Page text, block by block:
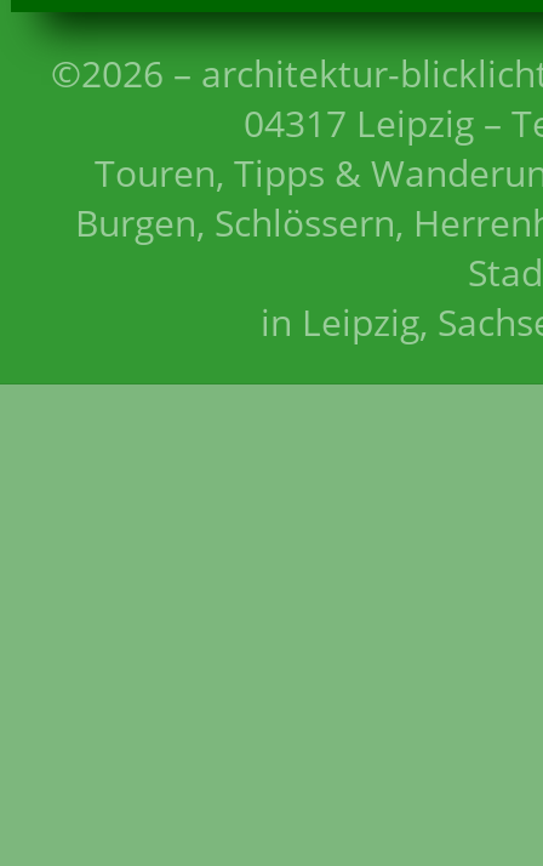
©2026 – architektur-
04317 Leipzig –
Touren, Tipps &
Burgen, Schlössern,
in Leipzig,